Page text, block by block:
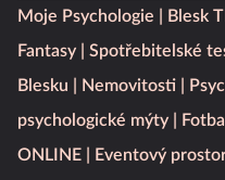
Moje Psychologie Blesk
Fantasy
Spotřebitelské
Blesku
Nemovitosti
psychologické mýty
ONLINE
Eventový